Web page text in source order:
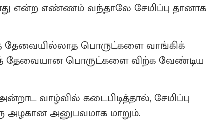
என்ற எண்ணம் வந்தாலே சேமிப்பு தானாக
தேவையில்லாத பொருட்களை வாங்கிக்
தேவையான பொருட்களை விற்க வேண்டிய
வாழ்வில் கடைபிடித்தால், சேமிப்பு
அழகான அனுபவமாக மாறும்.